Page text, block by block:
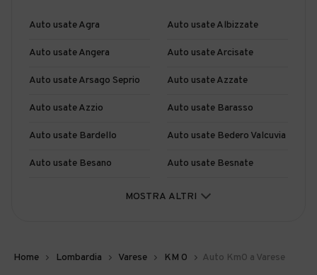
Auto usate Agra Auto usate Albizzate
Auto usate Angera Auto usate Arcisate
Auto usate Arsago Seprio Auto usate Azzate
Auto usate Azzio Auto usate Barasso
Auto usate Bardello Auto usate Bedero Valcuvia
Auto usate Besano Auto usate Besnate
Auto usate Biandronno
Auto usate Brebbia
MOSTRA ALTRI
Home Lombardia Varese KM 0 Auto Km0 a Varese